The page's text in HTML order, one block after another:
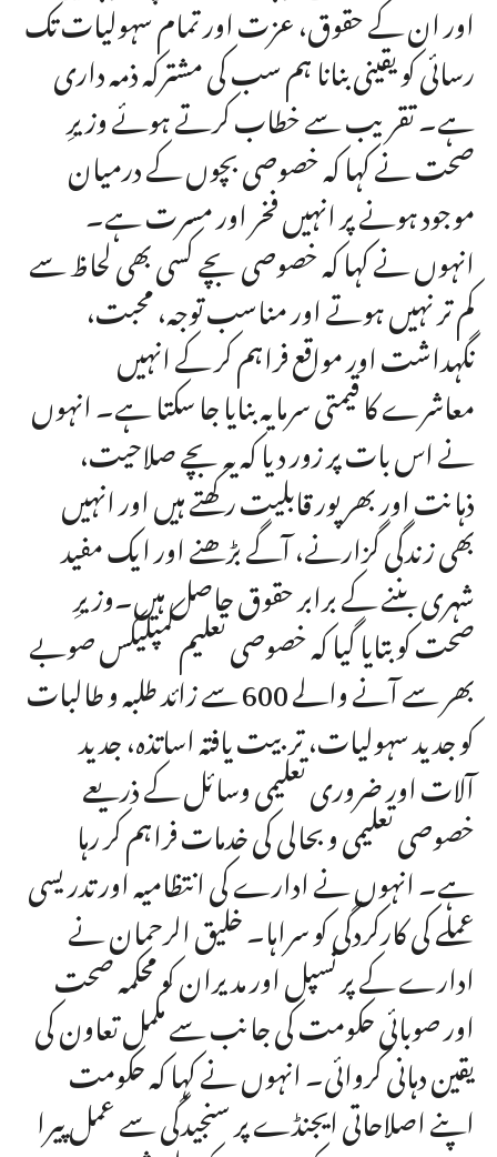
اور ان کے حقوق، عزت اور تمام سہولیات تک
رسائی کو یقینی بنانا ہم سب کی مشترکہ ذمہ داری
ہے۔ تقریب سے خطاب کرتے ہوئے وزیرِ
صحت نے کہا کہ خصوصی بچوں کے درمیان
موجود ہونے پر انہیں فخر اور مسرت ہے۔
انہوں نے کہا کہ خصوصی بچے کسی بھی لحاظ سے
کم تر نہیں ہوتے اور مناسب توجہ، محبت،
نگہداشت اور مواقع فراہم کر کے انہیں
معاشرے کا قیمتی سرمایہ بنایا جا سکتا ہے۔ انہوں
نے اس بات پر زور دیا کہ یہ بچے صلاحیت،
ذہانت اور بھرپور قابلیت رکھتے ہیں اور انہیں
بھی زندگی گزارنے، آگے بڑھنے اور ایک مفید
شہری بننے کے برابر حقوق حاصل ہیں۔وزیرِ
صحت کو بتایا گیا کہ خصوصی تعلیم کمپلیکس صوبے
بھر سے آنے والے 600 سے زائد طلبہ و طالبات
کو جدید سہولیات، تربیت یافتہ اساتذہ، جدید
آلات اور ضروری تعلیمی وسائل کے ذریعے
خصوصی تعلیمی و بحالی کی خدمات فراہم کر رہا
ہے۔ انہوں نے ادارے کی انتظامیہ اور تدریسی
عملے کی کارکردگی کو سراہا۔ خلیق الرحمان نے
ادارے کے پرنسپل اور مدیران کو محکمہ صحت
اور صوبائی حکومت کی جانب سے مکمل تعاون کی
یقین دہانی کروائی۔ انہوں نے کہا کہ حکومت
اپنے اصلاحاتی ایجنڈے پر سنجیدگی سے عمل پیرا